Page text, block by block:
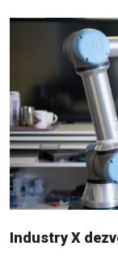
Industry X